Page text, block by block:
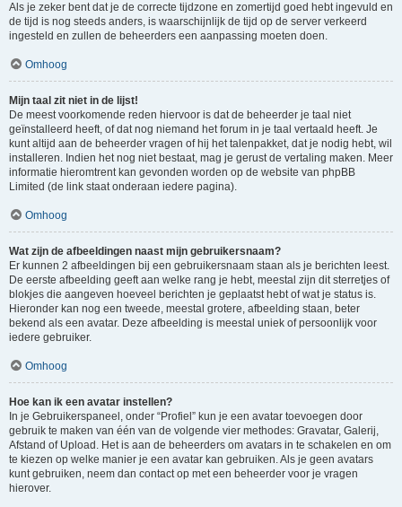
Als je zeker bent dat je de correcte tijdzone en zomertijd goed hebt ingevuld en
de tijd is nog steeds anders, is waarschijnlijk de tijd op de server verkeerd
ingesteld en zullen de beheerders een aanpassing moeten doen.
Omhoog
Mijn taal zit niet in de lijst!
De meest voorkomende reden hiervoor is dat de beheerder je taal niet
geïnstalleerd heeft, of dat nog niemand het forum in je taal vertaald heeft. Je
kunt altijd aan de beheerder vragen of hij het talenpakket, dat je nodig hebt, wil
installeren. Indien het nog niet bestaat, mag je gerust de vertaling maken. Meer
informatie hieromtrent kan gevonden worden op de website van phpBB
Limited (de link staat onderaan iedere pagina).
Omhoog
Wat zijn de afbeeldingen naast mijn gebruikersnaam?
Er kunnen 2 afbeeldingen bij een gebruikersnaam staan als je berichten leest.
De eerste afbeelding geeft aan welke rang je hebt, meestal zijn dit sterretjes of
blokjes die aangeven hoeveel berichten je geplaatst hebt of wat je status is.
Hieronder kan nog een tweede, meestal grotere, afbeelding staan, beter
bekend als een avatar. Deze afbeelding is meestal uniek of persoonlijk voor
iedere gebruiker.
Omhoog
Hoe kan ik een avatar instellen?
In je Gebruikerspaneel, onder “Profiel” kun je een avatar toevoegen door
gebruik te maken van één van de volgende vier methodes: Gravatar, Galerij,
Afstand of Upload. Het is aan de beheerders om avatars in te schakelen en om
te kiezen op welke manier je een avatar kan gebruiken. Als je geen avatars
kunt gebruiken, neem dan contact op met een beheerder voor je vragen
hierover.